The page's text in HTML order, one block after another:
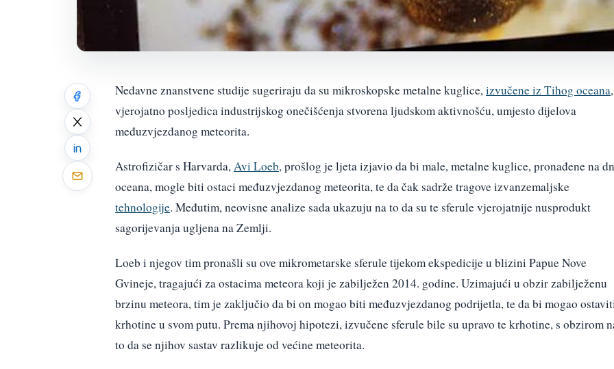
Nedavne znanstvene studije sugeriraju da su mikroskopske metalne kuglice,izvučene iz Tihog oceana,
vjerojatno posljedica industrijskog onečišćenja stvorena ljudskom aktivnošću, umjesto dijelova
međuzvjezdanog meteorita.
Astrofizičar s Harvarda,Avi Loeb, prošlog je ljeta izjavio da bi male, metalne kuglice, pronađene na
oceana, mogle biti ostaci međuzvjezdanog meteorita, te da čak sadrže tragove izvanzemaljske
tehnologije. Međutim, neovisne analize sada ukazuju na to da su te sferule vjerojatnije nusprodukt
sagorijevanja ugljena na Zemlji.
Loeb i njegov tim pronašli su ove mikrometarske sferule tijekom ekspedicije u blizini Papue Nove
Gvineje, tragajući za ostacima meteora koji je zabilježen 2014. godine. Uzimajući u obzir zabilježenu
brzinu meteora, tim je zaključio da bi on mogao biti međuzvjezdanog podrijetla, te da bi mogao
krhotine u svom putu. Prema njihovoj hipotezi, izvučene sferule bile su upravo te krhotine, s obzirom
to da se njihov sastav razlikuje od većine meteorita.